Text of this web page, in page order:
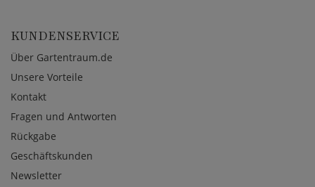
KUNDENSERVICE
Über Gartentraum.de
Unsere Vorteile
Kontakt
Fragen und Antworten
Rückgabe
Geschäftskunden
Newsletter